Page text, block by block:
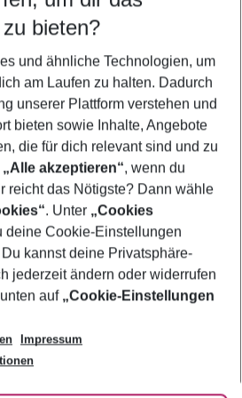
5-8 Nächte
Kinder
Filter anzeigen
bieten?
und ähnliche Technologien, um
am Laufen zu halten. Dadurch
unserer Plattform verstehen und
bieten sowie Inhalte, Angebote
die für dich relevant sind und zu
„Alle akzeptieren“, wenn du
reicht das Nötigste? Dann wähle
. Unter „Cookies
deine Cookie-Einstellungen
kannst deine Privatsphäre-
jederzeit ändern oder widerrufen
auf „Cookie-Einstellungen
Impressum